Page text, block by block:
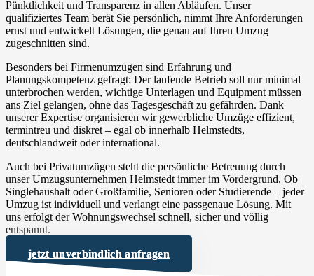
Pünktlichkeit und Transparenz in allen Abläufen. Unser
qualifiziertes Team berät Sie persönlich, nimmt Ihre Anforderungen
ernst und entwickelt Lösungen, die genau auf Ihren Umzug
zugeschnitten sind.
Besonders bei Firmenumzügen sind Erfahrung und
Planungskompetenz gefragt: Der laufende Betrieb soll nur minimal
unterbrochen werden, wichtige Unterlagen und Equipment müssen
ans Ziel gelangen, ohne das Tagesgeschäft zu gefährden. Dank
unserer Expertise organisieren wir gewerbliche Umzüge effizient,
termintreu und diskret – egal ob innerhalb Helmstedts,
deutschlandweit oder international.
Auch bei Privatumzügen steht die persönliche Betreuung durch
unser Umzugsunternehmen Helmstedt immer im Vordergrund. Ob
Singlehaushalt oder Großfamilie, Senioren oder Studierende – jeder
Umzug ist individuell und verlangt eine passgenaue Lösung. Mit
uns erfolgt der Wohnungswechsel schnell, sicher und völlig
entspannt.
jetzt unverbindlich anfragen